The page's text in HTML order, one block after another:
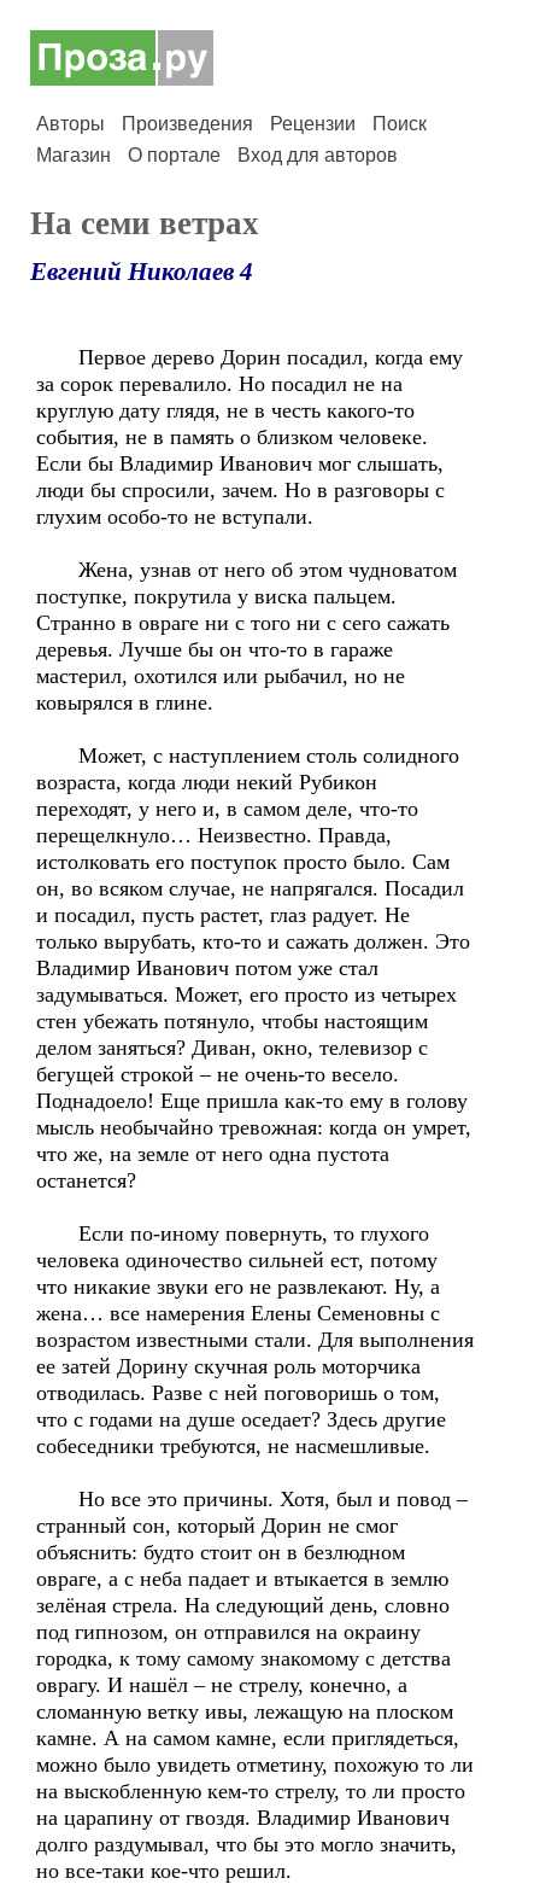
Авторы Произведения Рецензии
Поиск
Магазин
О портале Вход для авторов
На семи ветрах
Евгений Николаев 4
Первое дерево Дорин посадил, когда ему
за сорок перевалило. Но посадил не на
круглую дату глядя, не в честь какого-то
события, не в память о близком человеке.
Если бы Владимир Иванович мог слышать,
люди бы спросили, зачем. Но в разговоры с
глухим особо-то не вступали.
Жена, узнав от него об этом чудноватом
поступке, покрутила у виска пальцем.
Странно в овраге ни с того ни с сего сажать
деревья. Лучше бы он что-то в гараже
мастерил, охотился или рыбачил, но не
ковырялся в глине.
Может, с наступлением столь солидного
возраста, когда люди некий Рубикон
переходят, у него и, в самом деле, что-то
перещелкнуло… Неизвестно. Правда,
истолковать его поступок просто было. Сам
он, во всяком случае, не напрягался. Посадил
и посадил, пусть растет, глаз радует. Не
только вырубать, кто-то и сажать должен. Это
Владимир Иванович потом уже стал
задумываться. Может, его просто из четырех
стен убежать потянуло, чтобы настоящим
делом заняться? Диван, окно, телевизор с
бегущей строкой – не очень-то весело.
Поднадоело! Еще пришла как-то ему в голову
мысль необычайно тревожная: когда он умрет,
что же, на земле от него одна пустота
останется?
Если по-иному повернуть, то глухого
человека одиночество сильней ест, потому
что никакие звуки его не развлекают. Ну, а
жена… все намерения Елены Семеновны с
возрастом известными стали. Для выполнения
ее затей Дорину скучная роль моторчика
отводилась. Разве с ней поговоришь о том,
что с годами на душе оседает? Здесь другие
собеседники требуются, не насмешливые.
Но все это причины. Хотя, был и повод –
странный сон, который Дорин не смог
объяснить: будто стоит он в безлюдном
овраге, а с неба падает и втыкается в землю
зелёная стрела. На следующий день, словно
под гипнозом, он отправился на окраину
городка, к тому самому знакомому с детства
оврагу. И нашёл – не стрелу, конечно, а
сломанную ветку ивы, лежащую на плоском
камне. А на самом камне, если приглядеться,
можно было увидеть отметину, похожую то ли
на выскобленную кем-то стрелу, то ли просто
на царапину от гвоздя. Владимир Иванович
долго раздумывал, что бы это могло значить,
но все-таки кое-что решил.